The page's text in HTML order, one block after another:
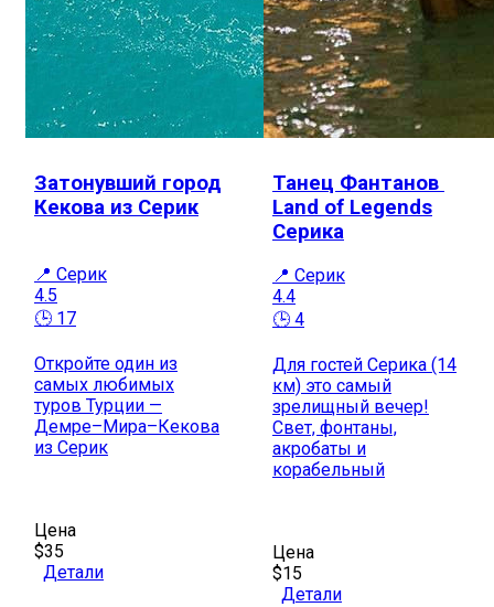
Затонувший город
Кекова из Серик
📍 Серик
4.5
🕒 17
Откройте один из
самых любимых
туров Турции —
Демре–Мира–Кекова
из Серик
Цена
$35
Детали
Танец Фантанов
Land of Legends
Серика
📍 Серик
4.4
🕒 4
Для гостей Серика (14
км) это самый
зрелищный вечер!
Свет, фонтаны,
акробаты и
корабельный
Цена
$15
Детали